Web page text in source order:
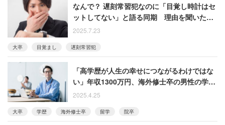
なんで？ 遅刻常習犯なのに「目覚し時計はセ
ットしてない」と語る同期 理由を聞いたら
ドン引き
2025.7.23
大卒 目覚まし 遅刻常習犯
「高学歴が人生の幸せにつながるわけではな
い」年収1300万円、海外修士卒の男性の学歴
観
2025.4.25
大卒 学歴 海外修士卒 留学 院卒